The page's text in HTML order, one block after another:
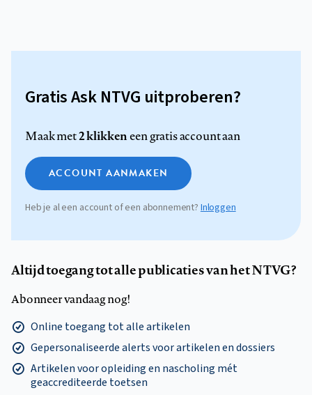
Gratis Ask NTVG uitproberen?
Maak met2 klikkeneen gratis account aan
ACCOUNT AANMAKEN
Heb je al een account of een abonnement?Inloggen
Altijd toegang tot alle publicaties van het NTVG?
Abonneer vandaag nog!
Online toegang tot alle artikelen
Gepersonaliseerde alerts voor artikelen en dossiers
Artikelen voor opleiding en nascholing mét
geaccrediteerde toetsen